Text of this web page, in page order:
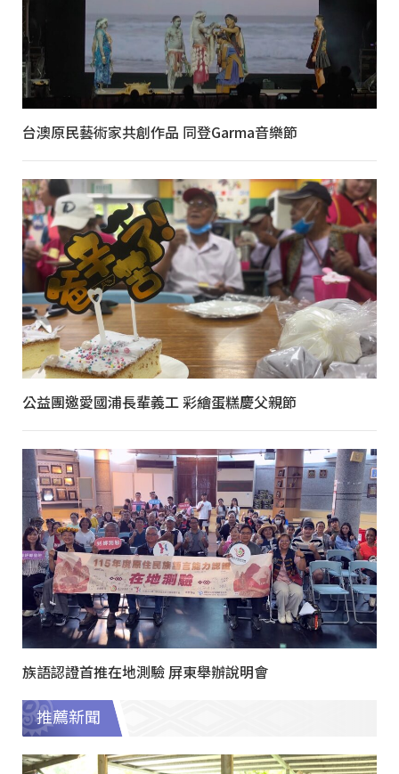
台澳原民藝術家共創作品 同登Garma音樂節
公益團邀愛國浦長輩義工 彩繪蛋糕慶父親節
族語認證首推在地測驗 屏東舉辦說明會
推薦新聞